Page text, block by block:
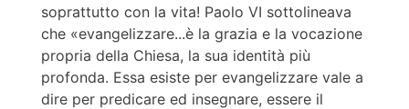
soprattutto con la vita! Paolo VI sottolineava
che «evangelizzare...è la grazia e la vocazione
propria della Chiesa, la sua identità più
profonda. Essa esiste per evangelizzare vale a
dire per predicare ed insegnare, essere il